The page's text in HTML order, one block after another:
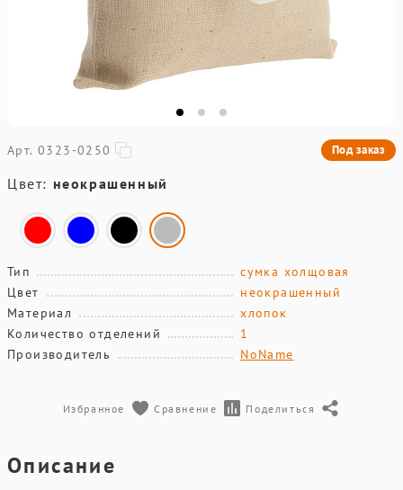
Арт. 0323-0250 Под заказ
Цвет: неокрашенный
Тип
сумка холщовая
Цвет
неокрашенный
Материал
хлопок
Количество отделений
1
Производитель
NoName
Избранное Сравнение Поделиться
Описание